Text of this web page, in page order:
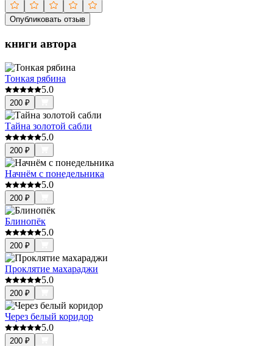
Опубликовать отзыв
книги автора
Тонкая рябина
5.0
200 ₽
Тайна золотой сабли
5.0
200 ₽
Начнём с понедельника
5.0
200 ₽
Блинопёк
5.0
200 ₽
Проклятие махараджи
5.0
200 ₽
Через белый коридор
5.0
200 ₽